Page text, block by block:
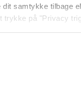
samtykke tilbage
trykke på "Privacy